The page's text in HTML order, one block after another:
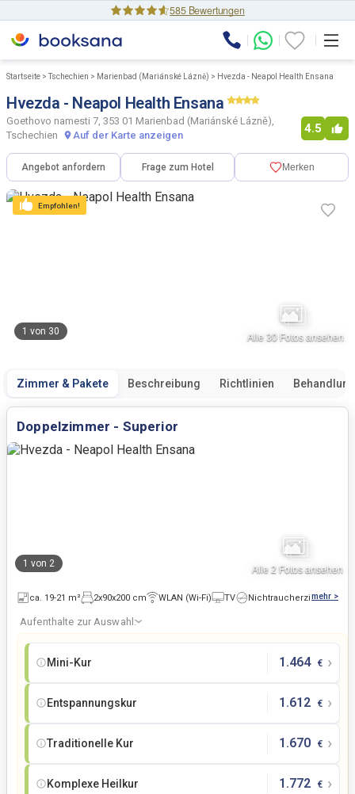
585 Bewertungen
Startseite > Tschechien > Marienbad (Mariánské Lázně) > Hvezda - Neapol Health Ensana
Hvezda - Neapol Health Ensana
Goethovo namesti 7, 353 01 Marienbad (Mariánské Lázně),
Tschechien
Auf der Karte anzeigen
4.5
Angebot anfordern Frage zum Hotel Merken
Empfohlen!
1 von 30
Alle 30 Fotos ansehen
Zimmer & Pakete Beschreibung Richtlinien
Doppelzimmer - Superior
1 von 2
Alle 2 Fotos ansehen
ca. 19-21 m² 2x90x200 cm WLAN (Wi-Fi) TV Nichtraucherzimmer
mehr >
Aufenthalte zur Auswahl:›
Mini-Kur 1.464 € ›
Entspannungskur 1.612 € ›
Traditionelle Kur 1.670 € ›
Komplexe Heilkur 1.772 € ›